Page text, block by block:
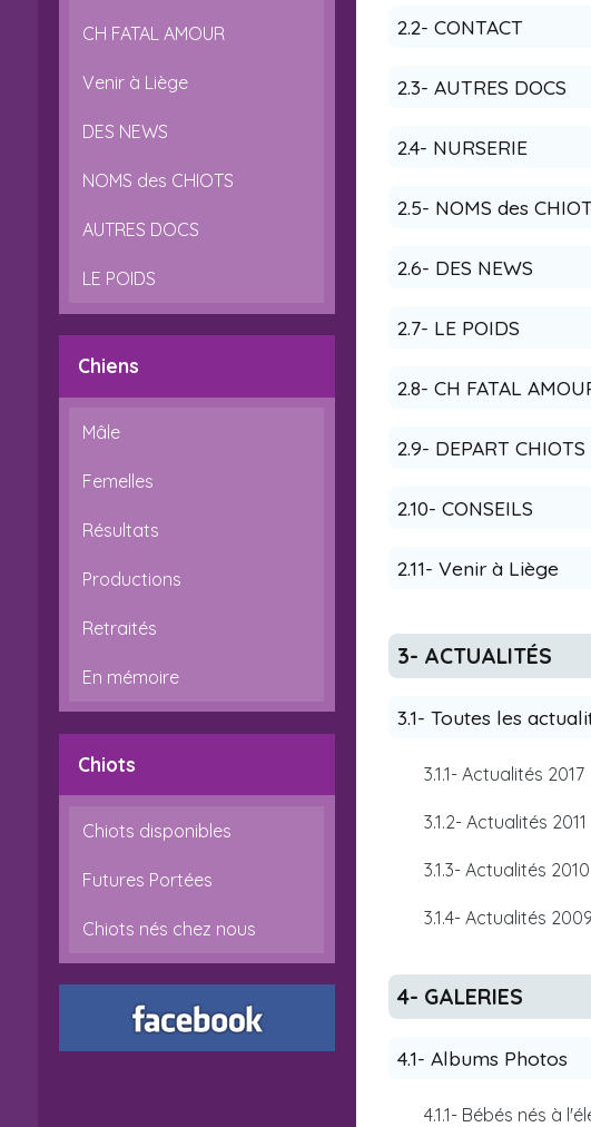
CH FATAL AMOUR
Venir à Liège
DES NEWS
NOMS des CHIOTS
AUTRES DOCS
LE POIDS
Chiens
Mâle
Femelles
Résultats
Productions
Retraités
En mémoire
Chiots
Chiots disponibles
Futures Portées
Chiots nés chez nous
2.2- CONTACT
2.3- AUTRES DOCS
2.4- NURSERIE
2.5- NOMS des
2.6- DES NEWS
2.7- LE POIDS
2.8- CH FATAL
2.9- DEPART CHIOTS
2.10- CONSEILS
2.11- Venir à Liège
3- ACTUALITÉS
3.1- Toutes les
3.1.1- Actualités 2017
3.1.2- Actualités 2011
3.1.3- Actualités 2010
3.1.4- Actualités 2009
4- GALERIES
4.1- Albums Photos
4.1.1- Bébés nés à